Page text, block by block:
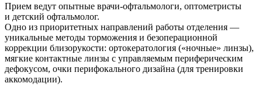
Прием ведут опытные врачи-офтальмологи, оптометристы
и детский офтальмолог.
Одно из приоритетных направлений работы отделения —
уникальные методы торможения и безоперационной
коррекции близорукости: ортокератология («ночные» линзы),
мягкие контактные линзы с управляемым периферическим
дефокусом, очки перифокального дизайна (для тренировки
аккомодации).